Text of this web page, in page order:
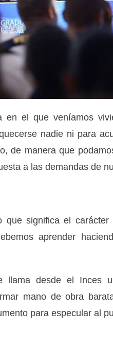
en el que veníamos
nadie ni para
de manera que
a las demandas de
significa el carácter
aprender
llama desde el Inces
mano de obra
para especular al